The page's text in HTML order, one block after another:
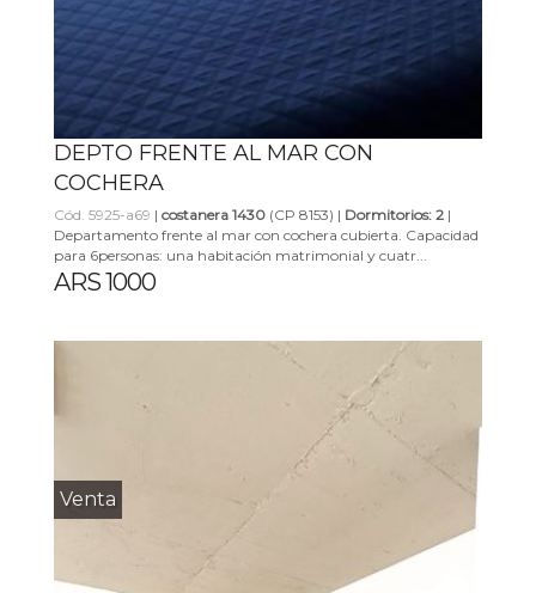
DEPTO FRENTE AL MAR CON
COCHERA
Cód. 5925-a69 | costanera 1430 (CP 8153) | Dormitorios: 2 |
Departamento frente al mar con cochera cubierta. Capacidad
para 6personas: una habitación matrimonial y cuatr...
ARS 1000
Venta